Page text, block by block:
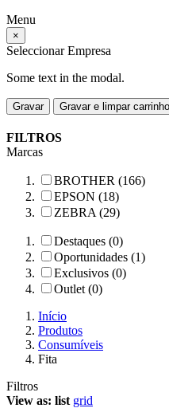
Menu
×
Seleccionar Empresa
Some text in the modal.
Gravar Gravar e limpar carrinho
FILTROS
Marcas
BROTHER (166)
EPSON (18)
ZEBRA (29)
Destaques (0)
Oportunidades (1)
Exclusivos (0)
Outlet (0)
Início
Produtos
Consumíveis
Fita
Filtros
View as: list grid